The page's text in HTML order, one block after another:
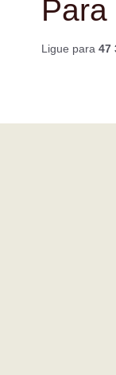
Ligue para 47